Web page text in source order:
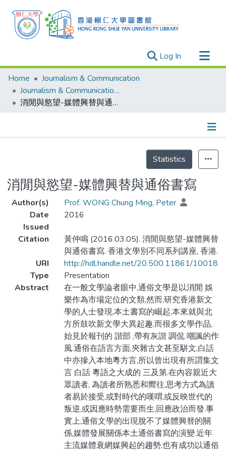
Log In (current)
Research Outputs
Researchers
Organizations
Events
Home
Journalism & Communication
Journalism & Communication - Publication
消閒與慾望-媒體興替與通俗書寫
Statistics
消閒與慾望-媒體興替與通俗書寫
Author(s)
Prof. WONG Chung Ming, Peter
Date
Issued
2016
Citation
黃仲鳴 (2016.03.05). 消閒與慾望-媒體興替
與通俗書寫. 香港文學別不同系列講座, 香港.
URI
http://hdl.handle.net/20.500.11861/10018
Type
Presentation
Abstract
在一般文學論者眼中,通俗文學是以消閒 娛
樂作為市場定位的文類,然而,研究香港新文
學的人士發現,本土書寫的崛起,本來就與北
方所鼓吹新文學大異起趣,而很多文學作品,
始見於報刊的 諧部 ,帶有灰諧 調侃 嘲諷的作
風.通俗在語言方面,夾雜古文甚至駢文,白話
中亦摻入本地粵方言,所以曾出現有所謂集文
言 白話 粵語之大成的 三及第.在內容親近大
眾讀者, 為讀者所熟悉和嚮往,思考方式為讀
者易於接受,或對時代的嘆喟,或反映世代的
叛逆,或因應時勢需要而生,回應政治而發.事
實上,通俗文學的出現脫不了媒體興替的關
係,媒體發展關係本土通俗書寫的演變.近年
主流媒體衰網媒興起的趨勢,也有成功以通俗